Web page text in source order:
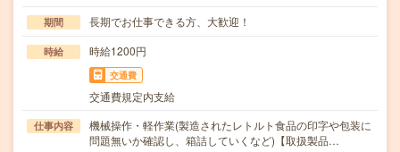
期間 長期でお仕事できる方、大歓迎！
時給 時給1200円
交通費
交通費規定内支給
仕事内容
機械操作・軽作業(製造されたレトルト食品の印字や包装に
問題無いか確認し、箱詰していくなど)【取扱製品…